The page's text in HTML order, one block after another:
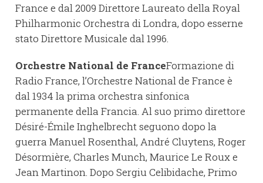
France e dal 2009 Direttore Laureato della Royal
Philharmonic Orchestra di Londra, dopo esserne
stato Direttore Musicale dal 1996.
Orchestre National de FranceFormazione di
Radio France, l’Orchestre National de France è
dal 1934 la prima orchestra sinfonica
permanente della Francia. Al suo primo direttore
Désiré-Émile Inghelbrecht seguono dopo la
guerra Manuel Rosenthal, André Cluytens, Roger
Désormière, Charles Munch, Maurice Le Roux e
Jean Martinon. Dopo Sergiu Celibidache, Primo